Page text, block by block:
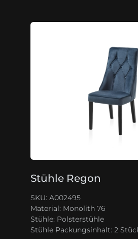
Stühle Regon
SKU: A002495
Material: Monolith 76
Stühle: Polsterstühle
Stühle Packungsinhalt: 2